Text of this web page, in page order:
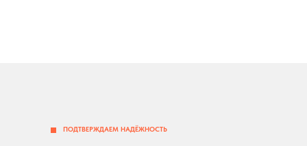
ПОДТВЕРЖДАЕМ НАДЁЖНОСТЬ